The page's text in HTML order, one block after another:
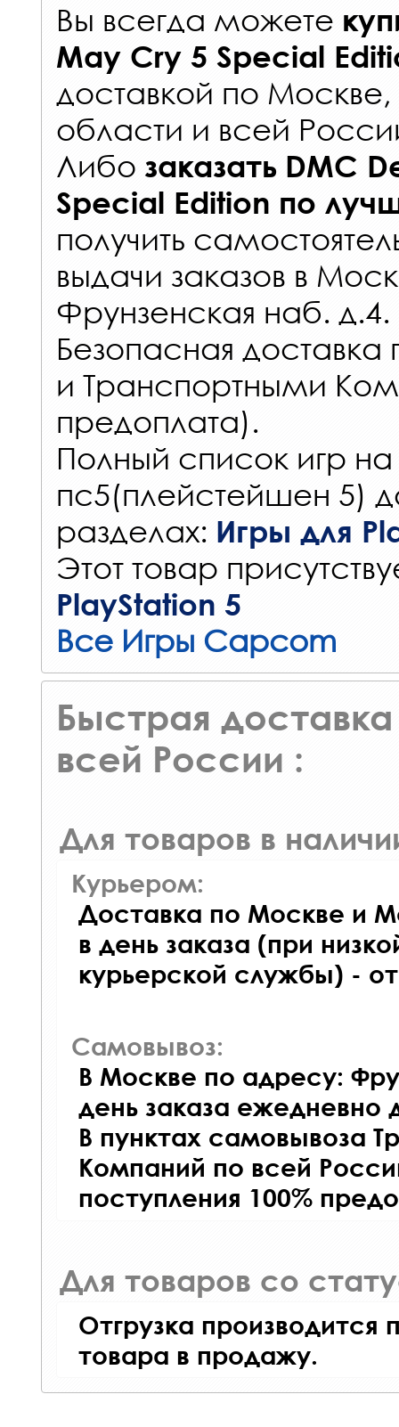
Вы всегда можете
May Cry 5 Special
доставкой по
области и всей
Либо заказать DMC
Special Edition по
получить
выдачи заказов в
Фрунзенская наб. д.4.
Безопасная
и Транспортными
предоплата).
Полный список игр на
пс5(плейстейшен 5)
разделах: Игры для
Этот товар
PlayStation 5
Все Игры Capcom
Быстрая доставка
всей России :
Для товаров в
Курьером:
Доставка по Москве и
в день заказа (при
курьерской службы) -
Самовывоз:
В Москве по адресу:
день заказа ежедневно
В пунктах самовывоза
Компаний по всей
поступления 100%
Для товаров со
Отгрузка производится
товара в продажу.